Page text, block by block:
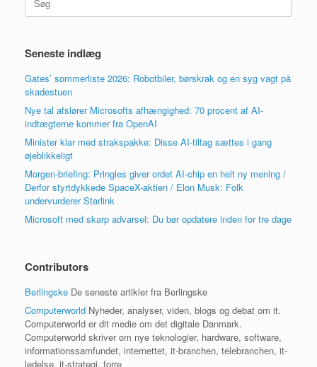
efter:
Seneste indlæg
Gates’ sommerliste 2026: Robotbiler, børskrak og en syg vagt på
skadestuen
Nye tal afslører Microsofts afhængighed: 70 procent af AI-
indtægterne kommer fra OpenAI
Minister klar med strakspakke: Disse AI-tiltag sættes i gang
øjeblikkeligt
Morgen-briefing: Pringles giver ordet AI-chip en helt ny mening /
Derfor styrtdykkede SpaceX-aktien / Elon Musk: Folk
undervurderer Starlink
Microsoft med skarp advarsel: Du bør opdatere inden for tre dage
Contributors
Berlingske De seneste artikler fra Berlingske
Computerworld Nyheder, analyser, viden, blogs og debat om it.
Computerworld er dit medie om det digitale Danmark.
Computerworld skriver om nye teknologier, hardware, software,
informationssamfundet, internettet, it-branchen, telebranchen, it-
ledelse, it-strategi, forre